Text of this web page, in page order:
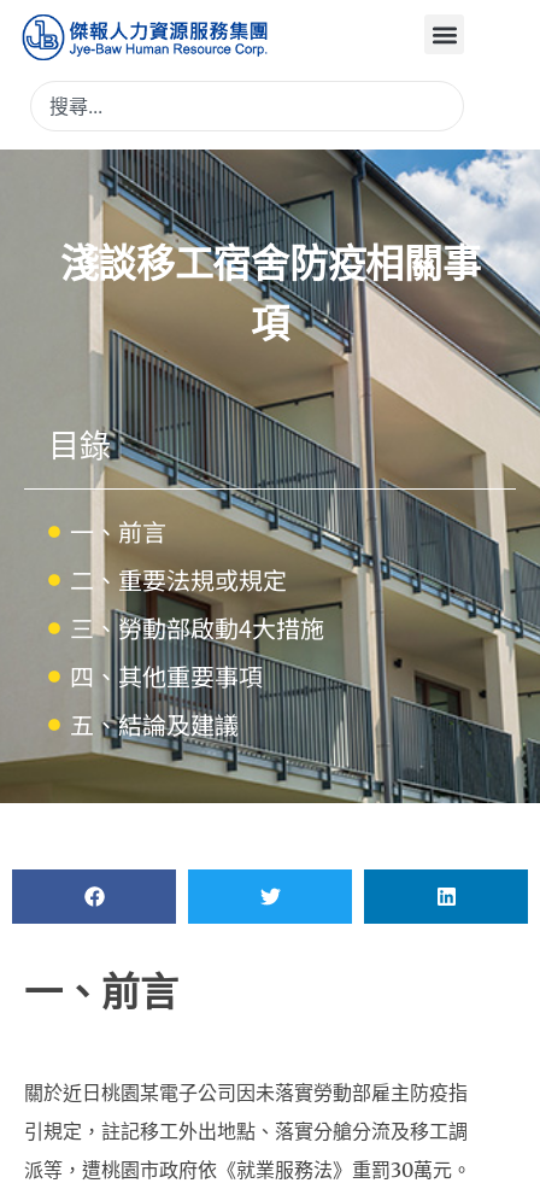
淺談移工宿舍防疫相關事
項
目錄
一、前言
二、重要法規或規定
三、勞動部啟動4大措施
四、其他重要事項
五、結論及建議
一、前言
關於近日桃園某電子公司因未落實勞動部雇主防疫指
引規定，註記移工外出地點、落實分艙分流及移工調
派等，遭桃園市政府依《就業服務法》重罰30萬元。